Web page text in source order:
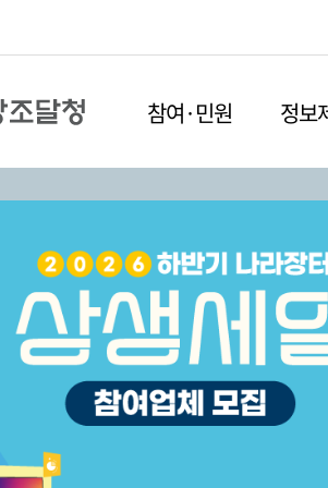
참여·민원 정보